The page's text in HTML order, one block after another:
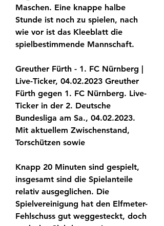
Maschen. Eine knappe halbe
Stunde ist noch zu spielen, nach
wie vor ist das Kleeblatt die
spielbestimmende Mannschaft.
Greuther Fürth - 1. FC Nürnberg |
Live-Ticker, 04.02.2023 Greuther
Fürth gegen 1. FC Nürnberg. Live-
Ticker in der 2. Deutsche
Bundesliga am Sa., 04.02.2023.
Mit aktuellem Zwischenstand,
Torschützen sowie
Knapp 20 Minuten sind gespielt,
insgesamt sind die Spielanteile
relativ ausgeglichen. Die
Spielvereinigung hat den Elfmeter-
Fehlschuss gut weggesteckt, doch